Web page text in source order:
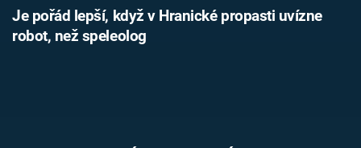
Je pořád lepší, když v Hranické propasti uvízne
robot, než speleolog